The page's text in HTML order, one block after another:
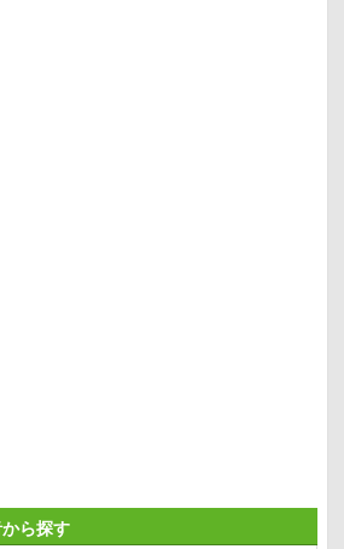
ら探す